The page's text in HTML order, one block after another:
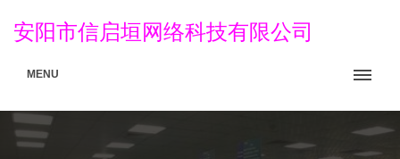
安阳市信启垣网络科技有限公司
MENU